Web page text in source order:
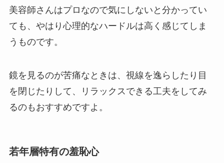
美容師さんはプロなので気にしないと分かってい
ても、やはり心理的なハードルは高く感じてしま
うものです。
鏡を見るのが苦痛なときは、視線を逸らしたり目
を閉じたりして、リラックスできる工夫をしてみ
るのもおすすめですよ。
若年層特有の羞恥心